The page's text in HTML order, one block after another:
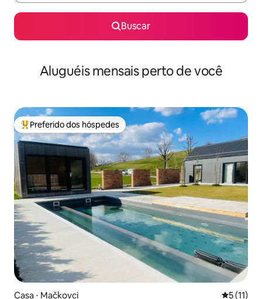
Buscar
Aluguéis mensais perto de você
Entre os melhores preferidos dos hóspedes
Preferido dos hóspedes
Casa ⋅ Mačkovci 5 de uma
5 (11)